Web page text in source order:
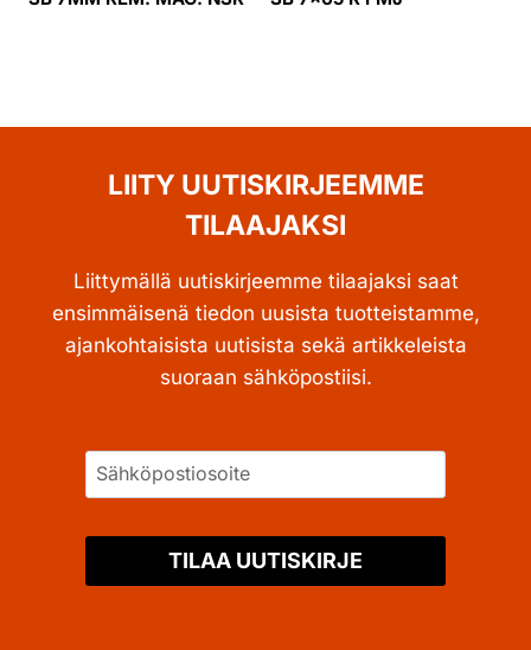
LIITY UUTISKIRJEEMME
TILAAJAKSI
Liittymällä uutiskirjeemme tilaajaksi saat
ensimmäisenä tiedon uusista tuotteistamme,
ajankohtaisista uutisista sekä artikkeleista
suoraan sähköpostiisi.
TILAA UUTISKIRJE